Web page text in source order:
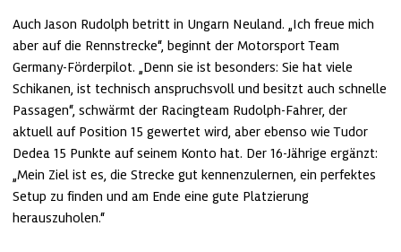
Auch Jason Rudolph betritt in Ungarn Neuland. „Ich freue mich
aber auf die Rennstrecke“, beginnt der Motorsport Team
Germany-Förderpilot. „Denn sie ist besonders: Sie hat viele
Schikanen, ist technisch anspruchsvoll und besitzt auch schnelle
Passagen“, schwärmt der Racingteam Rudolph-Fahrer, der
aktuell auf Position 15 gewertet wird, aber ebenso wie Tudor
Dedea 15 Punkte auf seinem Konto hat. Der 16-Jährige ergänzt:
„Mein Ziel ist es, die Strecke gut kennenzulernen, ein perfektes
Setup zu finden und am Ende eine gute Platzierung
herauszuholen.“